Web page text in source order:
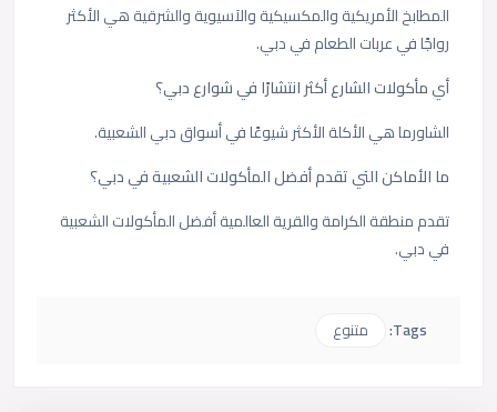
المطابخ الأمريكية والمكسيكية والآسيوية والشرقية هي الأكثر
رواجًا في عربات الطعام في دبي.
أي مأكولات الشارع أكثر انتشارًا في شوارع دبي؟
الشاورما هي الأكلة الأكثر شيوعًا في أسواق دبي الشعبية.
ما الأماكن التي تقدم أفضل المأكولات الشعبية في دبي؟
تقدم منطقة الكرامة والقرية العالمية أفضل المأكولات الشعبية
في دبي.
Tags: متنوع